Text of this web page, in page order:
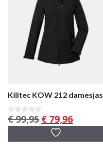
Killtec KOW 212 damesjas
0
v
5
€99,95 Oorspronkelijke
prijs
was:
€ 79,96
prijs